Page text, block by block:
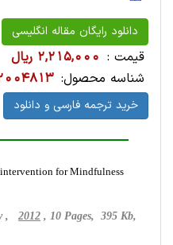
دانلود رایگان مقاله انگلیسی
قیمت : 2,215,000 ریال
شناسه محصول:
خرید ترجمه فارسی و دانلود
for Mindfulness
, 2012 , 10 Pages, 395 Kb,